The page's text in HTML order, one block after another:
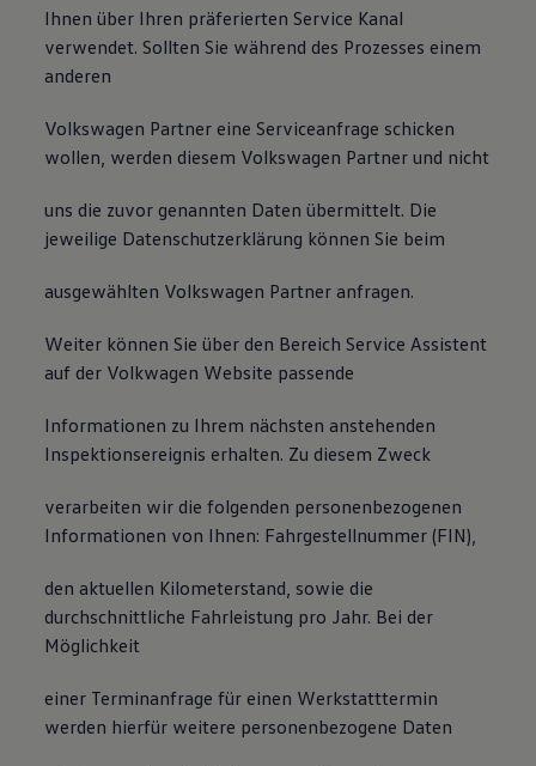
Ihnen über Ihren präferierten Service Kanal
verwendet. Sollten Sie während des Prozesses einem
anderen
Volkswagen Partner eine Serviceanfrage schicken
wollen, werden diesem Volkswagen Partner und nicht
uns die zuvor genannten Daten übermittelt. Die
jeweilige Datenschutzerklärung können Sie beim
ausgewählten Volkswagen Partner anfragen.
Weiter können Sie über den Bereich Service Assistent
auf der Volkwagen Website passende
Informationen zu Ihrem nächsten anstehenden
Inspektionsereignis erhalten. Zu diesem Zweck
verarbeiten wir die folgenden personenbezogenen
Informationen von Ihnen: Fahrgestellnummer (FIN),
den aktuellen Kilometerstand, sowie die
durchschnittliche Fahrleistung pro Jahr. Bei der
Möglichkeit
einer Terminanfrage für einen Werkstatttermin
werden hierfür weitere personenbezogene Daten